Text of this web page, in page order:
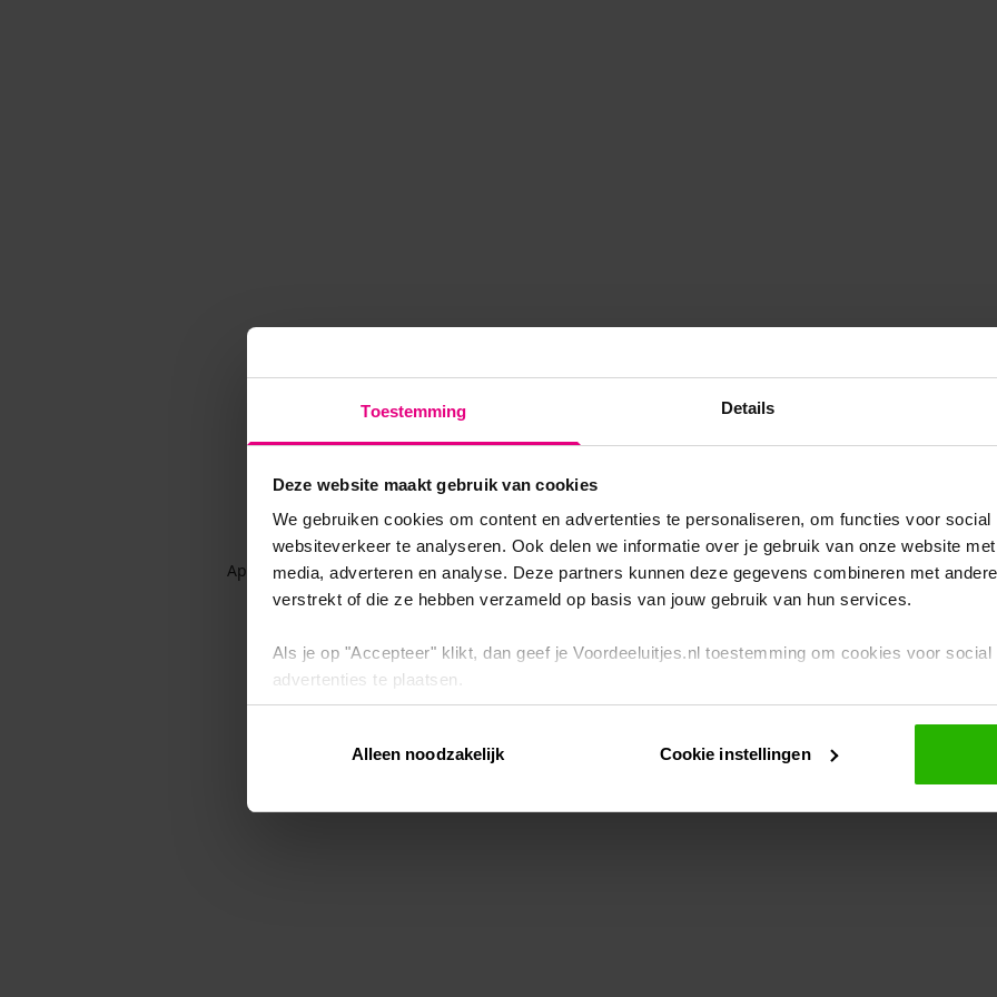
Toestemming Details
Deze website maakt gebruik van cookies
We gebruiken cookies om content en advertenties te personaliseren, om functies voor
websiteverkeer te analyseren. Ook delen we informatie over je gebruik van onze website
media, adverteren en analyse. Deze partners kunnen deze gegevens combineren met
verstrekt of die ze hebben verzameld op basis van jouw gebruik van hun services.
Als je op "Accepteer" klikt, dan geef je Voordeeluitjes.nl toestemming om cookies voor
advertenties te plaatsen.
Via "Cookie instellingen" kun je ook zelf instellen welke cookies worden geplaatst. Je kunt je
intrekken op onscookiebeleid.
Alleen noodzakelijk Cookie instellingen
Application error: a client-side exception has occurred while loadingwww.voordeeluitjes.nl (see the